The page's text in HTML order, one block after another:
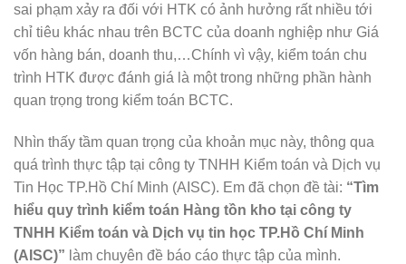
sai phạm xảy ra đối với HTK có ảnh hưởng rất nhiều tới
chỉ tiêu khác nhau trên BCTC của doanh nghiệp như Giá
vốn hàng bán, doanh thu,…Chính vì vậy, kiểm toán chu
trình HTK được đánh giá là một trong những phần hành
quan trọng trong kiểm toán BCTC.
Nhìn thấy tầm quan trọng của khoản mục này, thông qua
quá trình thực tập tại công ty TNHH Kiểm toán và Dịch vụ
Tin Học TP.Hồ Chí Minh (AISC). Em đã chọn đề tài: “Tìm
hiểu quy trình kiểm toán Hàng tồn kho tại công ty
TNHH Kiểm toán và Dịch vụ tin học TP.Hồ Chí Minh
(AISC)” làm chuyên đề báo cáo thực tập của mình.